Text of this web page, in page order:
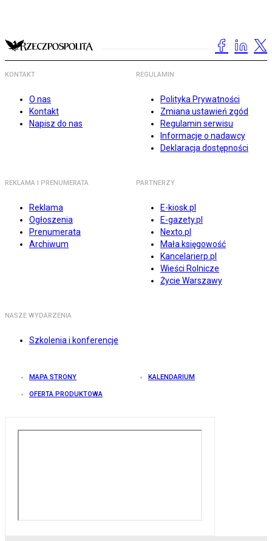
KONTAKT
O nas
Kontakt
Napisz do nas
REGULAMIN
Polityka Prywatności
Zmiana ustawień zgód
Regulamin serwisu
Informacje o nadawcy
Deklaracja dostępności
REKLAMA I PRENUMERATA
Reklama
Ogłoszenia
Prenumerata
Archiwum
PARTNERZY
E-kiosk.pl
E-gazety.pl
Nexto.pl
Mała księgowość
Kancelarierp.pl
Wieści Rolnicze
Życie Warszawy
NASZE WYDARZENIA
Szkolenia i konferencje
MAPA STRONY KALENDARIUM
OFERTA PRODUKTOWA